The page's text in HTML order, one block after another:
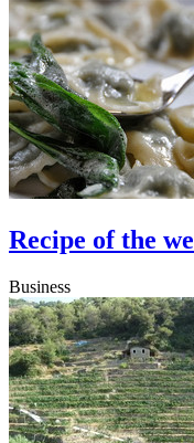
Recipe of the
Business